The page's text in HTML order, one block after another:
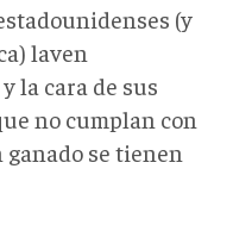
(y
laven
la cara de sus
no cumplan con
se tienen